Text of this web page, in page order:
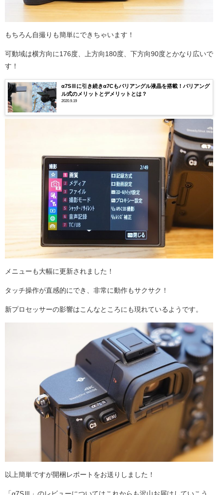
もちろん自撮りも簡単にできちゃいます！
可動域は横方向に176度、上方向180度、下方向90度とかなり広いで
す！
α7SⅢに引き続きα7Cもバリアングル液晶を搭載！バリアング
ル式のメリットとデメリットとは？
2020.9.19
メニューも大幅に更新されました！
タッチ操作が直感的にでき、非常に動作もサクサク！
新プロセッサーの影響はこんなところにも現れているようです。
以上簡単ですが開梱レポートをお送りしました！
「α7SⅢ」のレビューについてはこれからも沢山お届けしていこう